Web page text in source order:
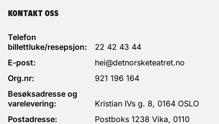
KONTAKT OSS
Telefon
billettluke/resepsjon:
22 42 43 44
E-post:
hei@detnorsketeatret.no
Org.nr:
921 196 164
Besøksadresse og
varelevering:
Kristian IVs g. 8, 0164 OSLO
Postadresse:
Postboks 1238 Vika, 0110